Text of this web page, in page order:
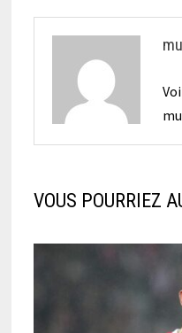
VOUS POURRIEZ